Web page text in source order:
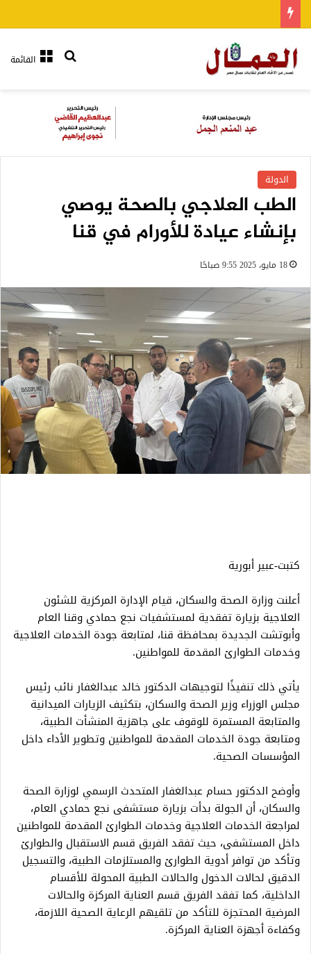
القائمةبحث عن
الدولة
الطب العلاجي بالصحة يوصي
بإنشاء عيادة للأورام في قنا
18 مايو، 2025 9:55 صباحًا
كتبت-عبير أبورية
أعلنت وزارة الصحة والسكان، قيام الإدارة المركزية للشئون
العلاجية بزيارة تفقدية لمستشفيات نجع حمادي وقنا العام
وأبوتشت الجديدة بمحافظة قنا، لمتابعة جودة الخدمات العلاجية
وخدمات الطوارئ المقدمة للمواطنين.
يأتي ذلك تنفيذًا لتوجيهات الدكتور خالد عبدالغفار نائب رئيس
مجلس الوزراء وزير الصحة والسكان، بتكثيف الزيارات الميدانية
والمتابعة المستمرة للوقوف على جاهزية المنشأت الطبية،
ومتابعة جودة الخدمات المقدمة للمواطنين وتطوير الأداء داخل
المؤسسات الصحية.
وأوضح الدكتور حسام عبدالغفار المتحدث الرسمي لوزارة الصحة
والسكان، أن الجولة بدأت بزيارة مستشفى نجع حمادي العام،
لمراجعة الخدمات العلاجية وخدمات الطوارئ المقدمة للمواطنين
داخل المستشفى، حيث تفقد الفريق قسم الاستقبال والطوارئ
وتأكد من توافر أدوية الطوارئ والمستلزمات الطبية، والتسجيل
الدقيق لحالات الدخول والحالات الطبية المحولة للأقسام
الداخلية، كما تفقد الفريق قسم العناية المركزة والحالات
المرضية المحتجزة للتأكد من تلقيهم الرعاية الصحية اللازمة،
وكفاءة أجهزة العناية المركزة.